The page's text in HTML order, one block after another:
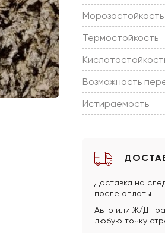
Морозостойкость
Термостойкость
Возможность
Истираемость
Доставка на
после оплаты
Авто или Ж/Д
любую точку